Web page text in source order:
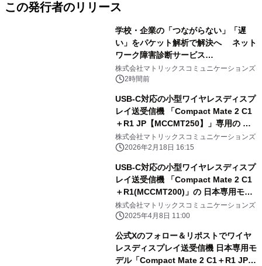
この発行者のリリース
学校・企業の「つながらない」「遅
い」をパケット解析で解決へ ネット
ワーク障害診断サービス
「Sonarman」の一般販売を開始
株式会社マトリックスコミュニケーションズ
2時間前
USB-C対応の小型ワイヤレスディスプ
レイ送受信機 「Compact Mate 2 C1
＋R1 JP【MCCMT250】」専用の シ
リコンプロテクター「ホワイトハッ
ト」を開発 2026年2月より同梱開始
のお知らせ
株式会社マトリックスコミュニケーションズ
2026年2月18日 16:15
USB-C対応の小型ワイヤレスディスプ
レイ送受信機 「Compact Mate 2 C1
＋R1(MCCMT200)」の 日本専用モデ
ル「Compact Mate 2 C1＋R1
JP(MCCMT250)」 への移行による販
売終了のお知らせ。
株式会社マトリックスコミュニケーションズ
2025年4月8日 11:00
公式Xのフォロー＆リポストでワイヤ
レスディスプレイ送受信機 日本専用モ
デル「Compact Mate 2 C1＋R1 JP」